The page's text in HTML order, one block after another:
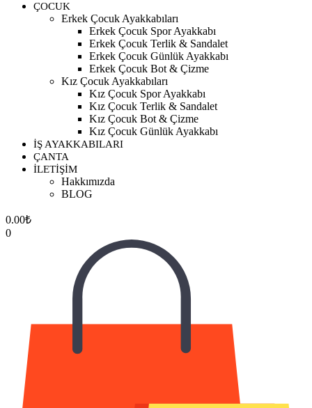
ÇOCUK
Erkek Çocuk Ayakkabıları
Erkek Çocuk Spor Ayakkabı
Erkek Çocuk Terlik & Sandalet
Erkek Çocuk Günlük Ayakkabı
Erkek Çocuk Bot & Çizme
Kız Çocuk Ayakkabıları
Kız Çocuk Spor Ayakkabı
Kız Çocuk Terlik & Sandalet
Kız Çocuk Bot & Çizme
Kız Çocuk Günlük Ayakkabı
İŞ AYAKKABILARI
ÇANTA
İLETİŞİM
Hakkımızda
BLOG
0.00₺
0